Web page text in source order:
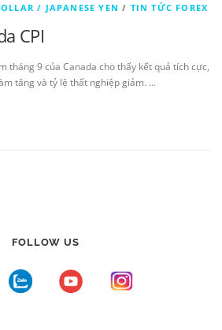
/ JAPANESE YEN / TIN TỨC FOREX
CPI
tháng 9 của Canada cho thấy kết quả tích cực,
tăng và tỷ lệ thất nghiệp giảm. …
FOLLOW US